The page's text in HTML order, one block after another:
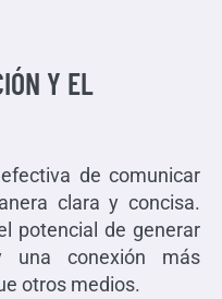
Y EL
de comunicar
clara y concisa.
potencial de generar
una conexión más
otros medios.